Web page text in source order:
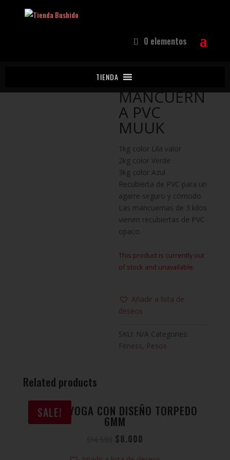
0 elementos
TIENDA
/ MANCUERNA PVC MUUK
MANCUERN
A PVC
MUUK
1kg color Lila valor
2kg color Verde
3kg color Azul
Recubierta de PVC para un
agarre seguro y cómodo
Las mancuernas de 3 kilos
vienen recubiertas de PVC
opaco.
This product is currently out
of stock and unavailable.
Añadir a lista de
deseos
SKU: N/A Categories:
Fitness, Pesos
Related products
SALE!
MAT DE YOGA CON DISEÑO TORPEDO
6MM
$8.000